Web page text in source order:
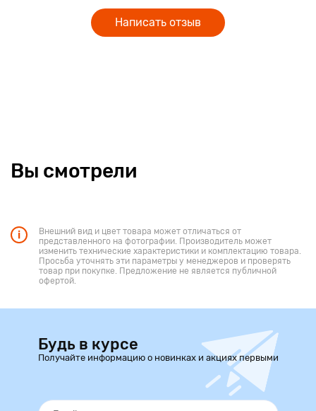
Написать отзыв
Вы смотрели
Внешний вид и цвет товара может отличаться от
представленного на фотографии. Производитель может
изменить технические характеристики и комплектацию товара.
Просьба уточнять эти параметры у менеджеров и проверять
товар при покупке. Предложение не является публичной
офертой.
Будь в курсе
Получайте информацию о новинках и акциях первыми